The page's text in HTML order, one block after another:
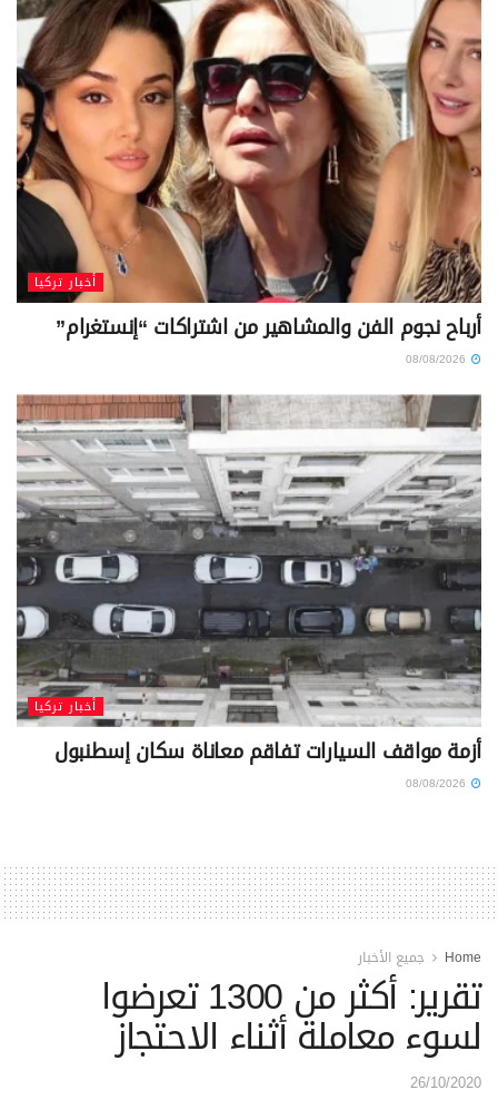
أخبار تركيا
أرباح نجوم الفن والمشاهير من اشتراكات “إنستغرام”
أخبار تركيا
أزمة مواقف السيارات تفاقم معاناة سكان إسطنبول
Home جميع الأخبار
تقرير: أكثر من 1300 تعرضوا
لسوء معاملة أثناء الاحتجاز
26/10/2020